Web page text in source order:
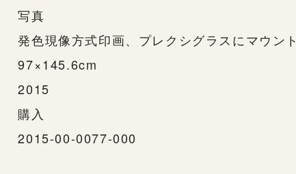
写真
発色現像方式印画、プレクシグラスにマウント
97×145.6cm
2015
購入
2015-00-0077-000